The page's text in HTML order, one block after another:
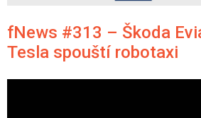
fNews #313 – Škoda
Tesla spouští robotaxi